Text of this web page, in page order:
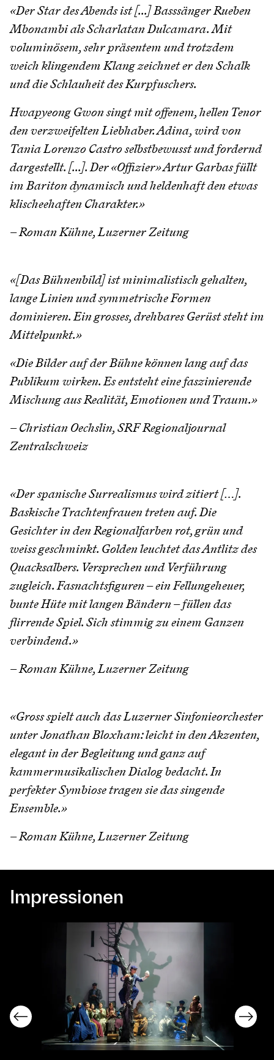
«Der Star des Abends ist [...] Basssänger Rueben
Mbonambi als Scharlatan Dulcamara. Mit
voluminösem, sehr präsentem und trotzdem
weich klingendem Klang zeichnet er den Schalk
und die Schlauheit des Kurpfuschers.
Hwapyeong Gwon singt mit offenem, hellen Tenor
den verzweifelten Liebhaber. Adina, wird von
Tania Lorenzo Castro selbstbewusst und fordernd
dargestellt. [...]. Der «Offizier» Artur Garbas füllt
im Bariton dynamisch und heldenhaft den etwas
klischeehaften Charakter.»
– Roman Kühne, Luzerner Zeitung
«[Das Bühnenbild] ist minimalistisch gehalten,
lange Linien und symmetrische Formen
dominieren. Ein grosses, drehbares Gerüst steht im
Mittelpunkt.»
«Die Bilder auf der Bühne können lang auf das
Publikum wirken. Es entsteht eine faszinierende
Mischung aus Realität, Emotionen und Traum.»
– Christian Oechslin, SRF Regionaljournal
Zentralschweiz
«Der spanische Surrealismus wird zitiert […].
Baskische Trachtenfrauen treten auf. Die
Gesichter in den Regionalfarben rot, grün und
weiss geschminkt. Golden leuchtet das Antlitz des
Quacksalbers. Versprechen und Verführung
zugleich. Fasnachtsfiguren – ein Fellungeheuer,
bunte Hüte mit langen Bändern – füllen das
flirrende Spiel. Sich stimmig zu einem Ganzen
verbindend.»
– Roman Kühne, Luzerner Zeitung
«Gross spielt auch das Luzerner Sinfonieorchester
unter Jonathan Bloxham: leicht in den Akzenten,
elegant in der Begleitung und ganz auf
kammermusikalischen Dialog bedacht. In
perfekter Symbiose tragen sie das singende
Ensemble.»
– Roman Kühne, Luzerner Zeitung
Impressionen